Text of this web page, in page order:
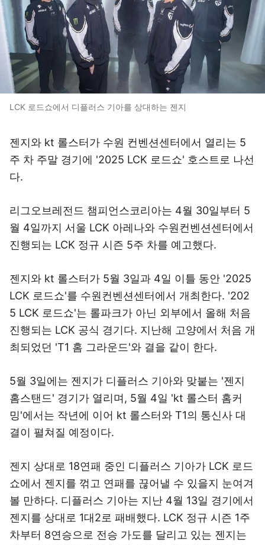
LCK 로드쇼에서 디플러스 기아를 상대하는 젠지
젠지와 kt 롤스터가 수원 컨벤션센터에서 열리는 5
주 차 주말 경기에 '2025 LCK 로드쇼' 호스트로 나선
다.
리그오브레전드 챔피언스코리아는 4월 30일부터 5
월 4일까지 서울 LCK 아레나와 수원컨벤션센터에서
진행되는 LCK 정규 시즌 5주 차를 예고했다.
젠지와 kt 롤스터가 5월 3일과 4일 이틀 동안 '2025
LCK 로드쇼'를 수원컨벤션센터에서 개최한다. '202
5 LCK 로드쇼'는 롤파크가 아닌 외부에서 올해 처음
진행되는 LCK 공식 경기다. 지난해 고양에서 처음 개
최되었던 'T1 홈 그라운드'와 결을 같이 한다.
5월 3일에는 젠지가 디플러스 기아와 맞붙는 '젠지
홈스탠드' 경기가 열리며, 5월 4일 'kt 롤스터 홈커
밍'에서는 작년에 이어 kt 롤스터와 T1의 통신사 대
결이 펼쳐질 예정이다.
젠지 상대로 18연패 중인 디플러스 기아가 LCK 로드
쇼에서 젠지를 꺾고 연패를 끊어낼 수 있을지 눈여겨
볼 만하다. 디플러스 기아는 지난 4월 13일 경기에서
젠지를 상대로 1대2로 패배했다. LCK 정규 시즌 1주
차부터 8연승으로 전승 가도를 달리고 있는 젠지는